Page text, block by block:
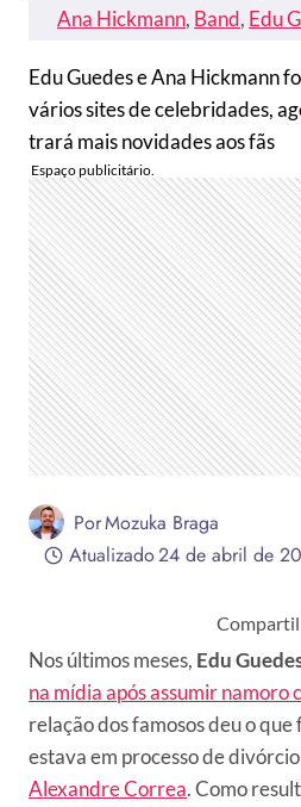
Ana Hickmann, Band, Edu
Edu Guedes e Ana Hickmann
vários sites de celebridades,
trará mais novidades aos fãs
PorMozuka Braga
Atualizado24 de abril de
Nos últimos meses, Edu
na mídia após assumir namoro
relação dos famosos deu o
estava em processo de
Alexandre Correa. Como